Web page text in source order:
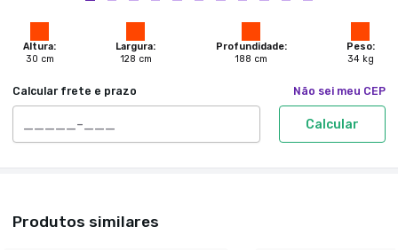
Altura:
30 cm
Largura:
128 cm
Profundidade:
188 cm
Peso:
34 kg
Calcular frete e prazo Não sei meu CEP
Calcular
Produtos similares